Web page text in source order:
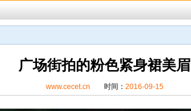
广场街拍的粉色紧身裙美眉
www.cecet.cn 时间： 2016-09-15